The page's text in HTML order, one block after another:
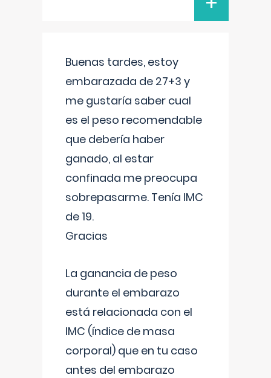
Buenas tardes, estoy
embarazada de 27+3 y
me gustaría saber cual
es el peso recomendable
que debería haber
ganado, al estar
confinada me preocupa
sobrepasarme. Tenía IMC
de 19.
Gracias
La ganancia de peso
durante el embarazo
está relacionada con el
IMC (índice de masa
corporal) que en tu caso
antes del embarazo